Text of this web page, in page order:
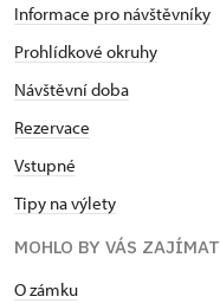
Informace pro návštěvníky
Prohlídkové okruhy
Návštěvní doba
Rezervace
Vstupné
Tipy na výlety
MOHLO BY VÁS ZAJÍMAT
O zámku